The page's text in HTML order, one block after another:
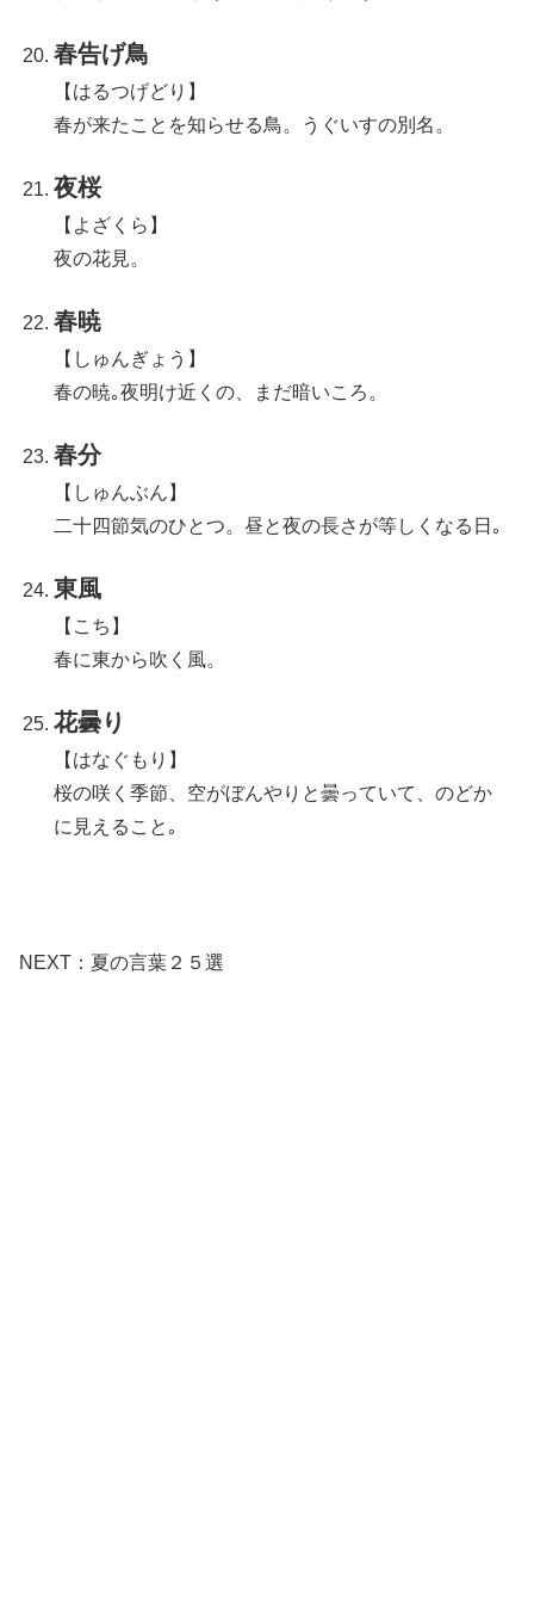
春告げ鳥
【はるつげどり】
春が来たことを知らせる鳥。うぐいすの別名。
夜桜
【よざくら】
夜の花見。
春暁
【しゅんぎょう】
春の暁｡夜明け近くの、まだ暗いころ。
春分
【しゅんぶん】
二十四節気のひとつ。昼と夜の長さが等しくなる日｡
東風
【こち】
春に東から吹く風。
花曇り
【はなぐもり】
桜の咲く季節、空がぼんやりと曇っていて、のどか
に見えること｡
NEXT：夏の言葉２５選